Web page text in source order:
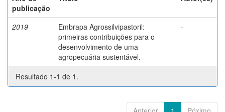
publicação
2019
Embrapa Agrossilvipastoril:
primeiras contribuições para o
desenvolvimento de uma
agropecuária sustentável.
-
Resultado 1-1 de 1.